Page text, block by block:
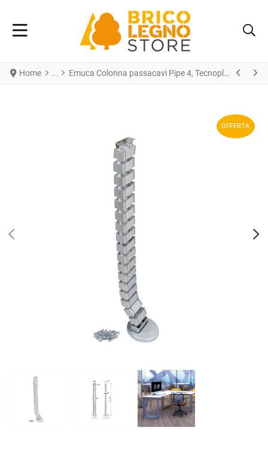
Home Emuca Colonna passacavi Pipe 4, Tecnoplastica, Verniciato alluminio
OFFERTA